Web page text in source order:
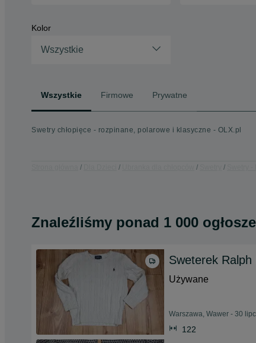
Kolor
Wszystkie
Wszystkie Firmowe Prywatne
Swetry chłopięce - rozpinane, polarowe i klasyczne - OLX.pl
Znaleźliśmy ponad 1 000
Sweterek
Używane
Warszawa, Wawer - 30
122